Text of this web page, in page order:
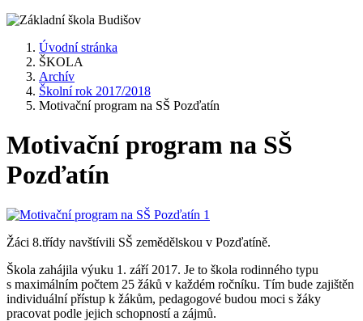
Úvodní stránka
ŠKOLA
Archív
Školní rok 2017/2018
Motivační program na SŠ Pozďatín
Motivační program na SŠ
Pozďatín
Žáci 8.třídy navštívili SŠ zemědělskou v Pozďatíně.
Škola zahájila výuku 1. září 2017. Je to škola rodinného typu
s maximálním počtem 25 žáků v každém ročníku. Tím bude zajištěn
individuální přístup k žákům, pedagogové budou moci s žáky
pracovat podle jejich schopností a zájmů.